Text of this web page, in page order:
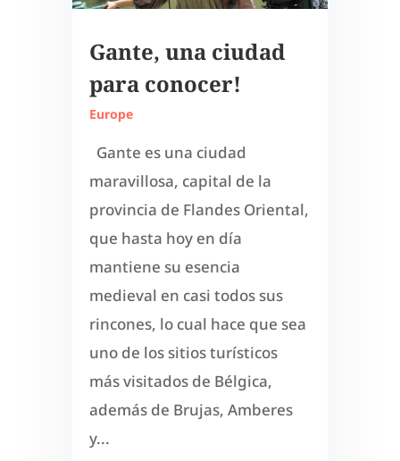
Gante, una ciudad
para conocer!
Europe
Gante es una ciudad
maravillosa, capital de la
provincia de Flandes Oriental,
que hasta hoy en día
mantiene su esencia
medieval en casi todos sus
rincones, lo cual hace que sea
uno de los sitios turísticos
más visitados de Bélgica,
además de Brujas, Amberes
y...